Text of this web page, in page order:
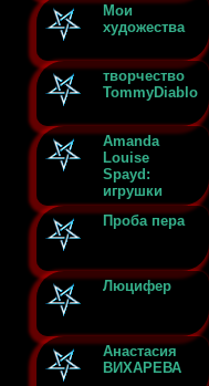
Мои
художества
творчество
TommyDiablo
Amanda
Louise
Spayd:
игрушки
Проба пера
Люцифер
Анастасия
ВИХАРЕВА